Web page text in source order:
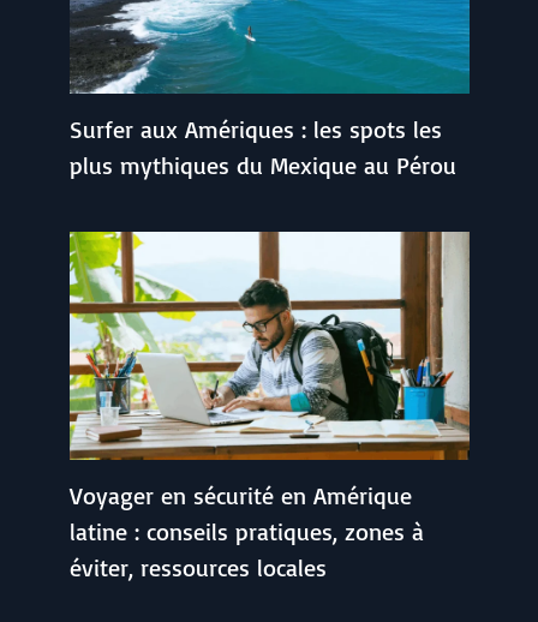
Surfer aux Amériques : les spots les
plus mythiques du Mexique au Pérou
Voyager en sécurité en Amérique
latine : conseils pratiques, zones à
éviter, ressources locales